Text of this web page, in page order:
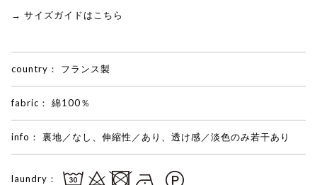
→ サイズガイドはこちら
country： フランス製
fabric： 綿100％
info： 裏地／なし、伸縮性／あり、透け感／淡色のみ若干あり
laundry：